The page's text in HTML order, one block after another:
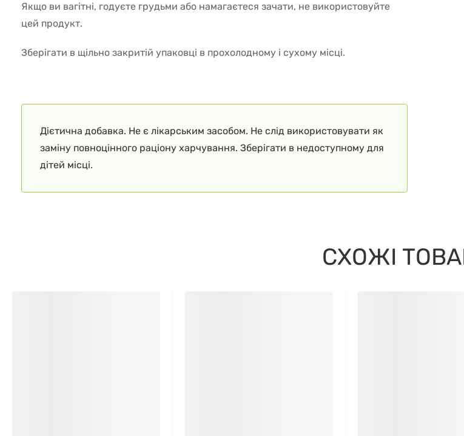
Дієтична добавка. Не є лікарським засобом. Не слід використовувати як
заміну повноцінного раціону харчування. Зберігати в недоступному для
дітей місці.
Якщо ви вагітні, годуєте грудьми або намагаєтеся зачати, не використовуйте
цей продукт.
Зберігати в щільно закритій упаковці в прохолодному і сухому місці.
СХОЖІ